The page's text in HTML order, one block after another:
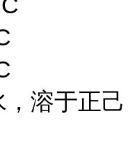
溶于正己